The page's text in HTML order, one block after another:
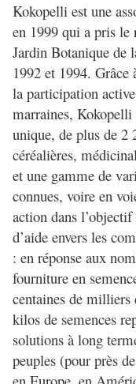
Kokopelli est une
en 1999 qui a pris le
Jardin Botanique de
1992 et 1994. Grâce
la participation
marraines,
unique, de plus de 2
céréalières,
et une gamme de
connues, voire en
action dans
d’aide envers les
: en réponse aux
fourniture en
centaines de milliers
kilos de semences
solutions à long
peuples (pour près